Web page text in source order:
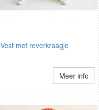
Vest met reverkraagje
Meer info